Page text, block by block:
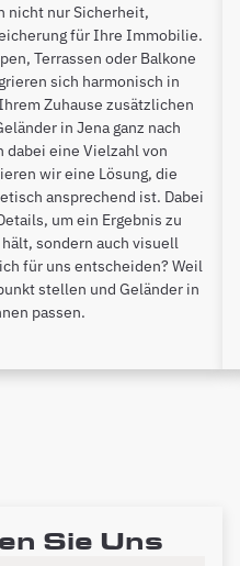
nicht nur Sicherheit,
für Ihre Immobilie.
Terrassen oder Balkone
sich harmonisch in
Zuhause zusätzlichen
in Jena ganz nach
eine Vielzahl von
wir eine Lösung, die
ansprechend ist. Dabei
um ein Ergebnis zu
sondern auch visuell
für uns entscheiden? Weil
stellen und Geländer in
passen.
Sie Uns